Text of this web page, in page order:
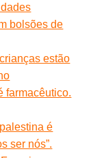
bolsões de
estão
farmacêutico.
é
ser nós”.